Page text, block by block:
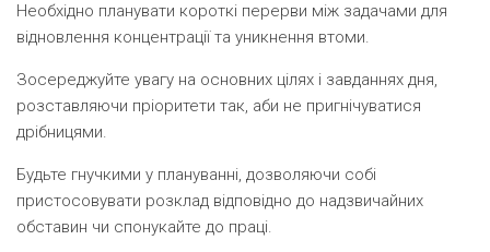
Необхідно планувати короткі перерви між задачами для
відновлення концентрації та уникнення втоми.
Зосереджуйте увагу на основних цілях і завданнях дня,
розставляючи пріоритети так, аби не пригнічуватися
дрібницями.
Будьте гнучкими у плануванні, дозволяючи собі
пристосовувати розклад відповідно до надзвичайних
обставин чи спонукайте до праці.